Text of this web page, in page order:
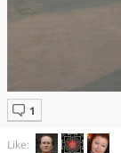
Like: